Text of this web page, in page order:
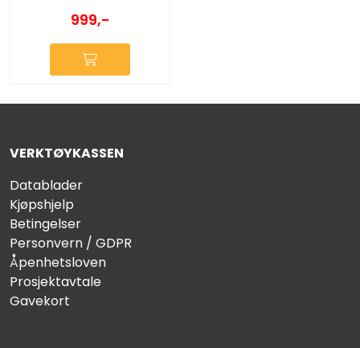
999,-
VERKTØYKASSEN
Datablader
Kjøpshjelp
Betingelser
Personvern / GDPR
Åpenhetsloven
Prosjektavtale
Gavekort